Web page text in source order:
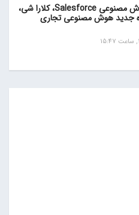
متا مدیر بخش هوش مصنوعی Salesforce، کلارا شی،
جدید هوش مصنوعی تجاری